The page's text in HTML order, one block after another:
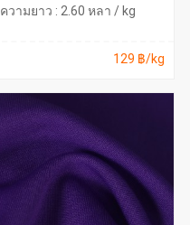
ความยาว : 2.60 หลา / kg
129 ฿/kg